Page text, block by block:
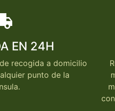
EN 24H
recogida a domicilio
punto de la